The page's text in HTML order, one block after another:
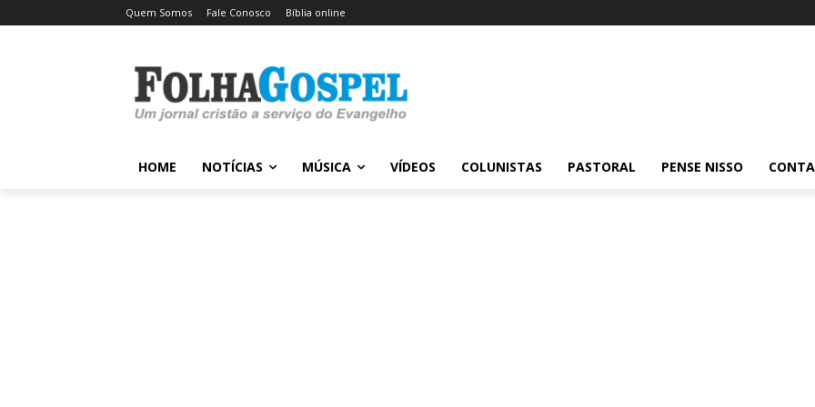
Quem Somos Fale Conosco Bíblia online
HOME NOTÍCIAS MÚSICA VÍDEOS COLUNISTAS PASTORAL PENSE NISSO